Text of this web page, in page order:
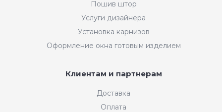
Пошив штор
Услуги дизайнера
Установка карнизов
Оформление окна готовым изделием
Клиентам и партнерам
Доставка
Оплата